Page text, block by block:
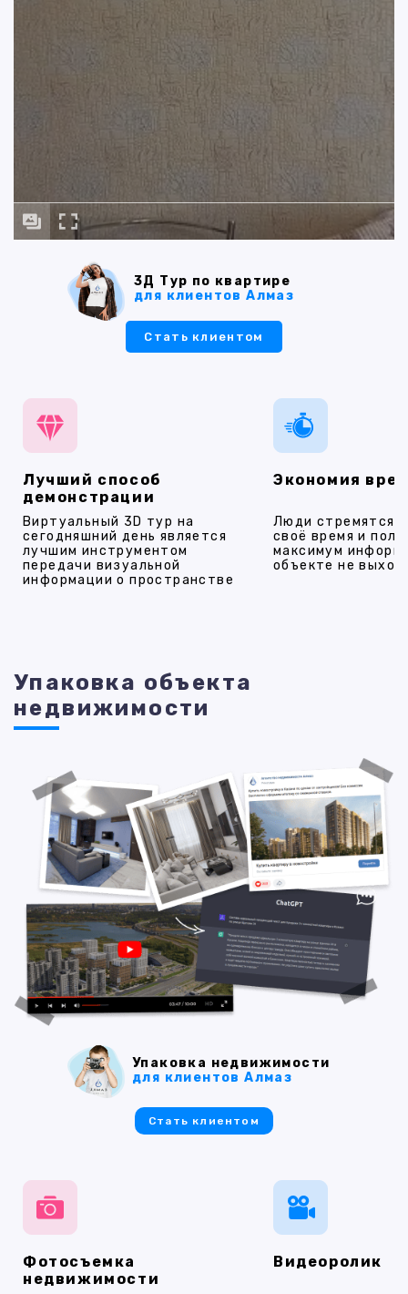
3Д Тур по квартире
для клиентов Алмаз
Стать клиентом
Лучший способ
демонстрации
Виртуальный 3D тур на
сегодняшний день является
лучшим инструментом
передачи визуальной
информации о пространстве
Экономия
Люди стремятся
своё время и
максимум
объекте не
Упаковка объекта
недвижимости
Фотосъемка
недвижимости
Видеоролик
Упаковка недвижимости
для клиентов Алмаз
Стать клиентом